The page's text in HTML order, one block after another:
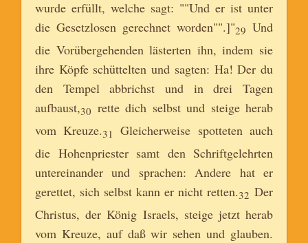
wurde erfüllt, welche sagt: ""Und er ist unter
die Gesetzlosen gerechnet worden"".]"29 Und
die Vorübergehenden lästerten ihn, indem sie
ihre Köpfe schüttelten und sagten: Ha! Der du
den Tempel abbrichst und in drei Tagen
aufbaust,30 rette dich selbst und steige herab
vom Kreuze.31
Gleicherweise spotteten auch
die Hohenpriester samt den Schriftgelehrten
untereinander und sprachen: Andere hat er
gerettet, sich selbst kann er nicht retten.32 Der
Christus, der König Israels, steige jetzt herab
vom Kreuze, auf daß wir sehen und glauben.